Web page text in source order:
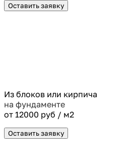
Оставить заявку
Из блоков или кирпича
на фундаменте
от 12000 руб / м2
Оставить заявку